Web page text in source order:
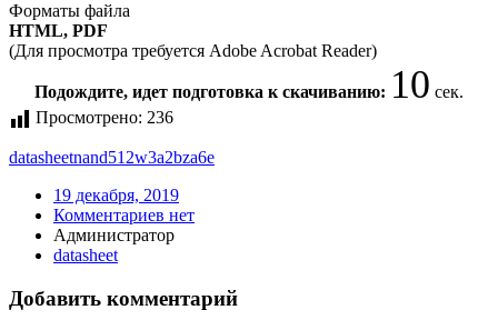
Форматы файла
HTML, PDF
(Для просмотра требуется Adobe Acrobat Reader)
Подождите, идет подготовка к скачиванию: 10 сек.
Просмотрено: 236
datasheetnand512w3a2bza6e
19 декабря, 2019
Комментариев нет
Администратор
datasheet
Добавить комментарий